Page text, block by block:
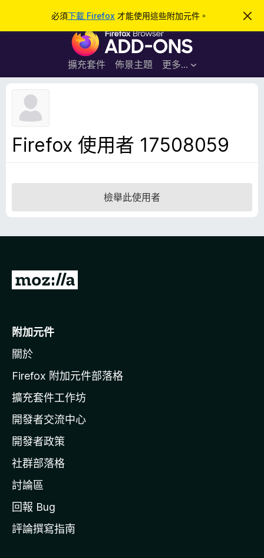
必須下載 Firefox 才能使用這些附加元件。
忽
此
F
r
e
瀏
加
元
擴充套件 佈景主題 更多…
登入
Firefox 使用者 17508059
檢舉此使用者
前
o
i
l
a
官
網
附加元件
關於
Firefox 附加元件部落格
擴充套件工作坊
開發者交流中心
開發者政策
社群部落格
討論區
回報 Bug
評論撰寫指南